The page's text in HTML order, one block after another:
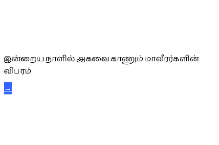
இன்றைய நாளில் அகவை காணும் மாவீரர்களின்
விபரம்
→